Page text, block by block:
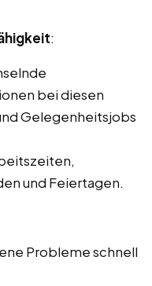
:
bei diesen
Gelegenheitsjobs
und Feiertagen.
Probleme schnell